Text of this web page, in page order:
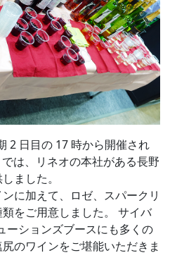
2 日目の 17 時から開催され
は、リネオの本社がある長野
ました。
に加えて、ロゼ、スパークリ
をご用意しました。 サイバ
ーションズブースにも多くの
のワインをご堪能いただきま